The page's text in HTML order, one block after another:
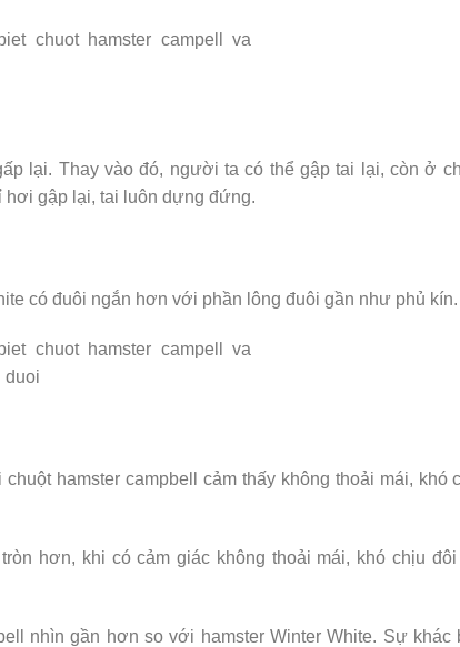
lại. Thay vào đó, người ta có thể gập tai lại, còn ở
hơi gập lại, tai luôn dựng đứng.
có đuôi ngắn hơn với phần lông đuôi gần như phủ kín.
hamster campbell cảm thấy không thoải mái, khó
hơn, khi có cảm giác không thoải mái, khó chịu
nhìn gần hơn so với hamster Winter White. Sự khác